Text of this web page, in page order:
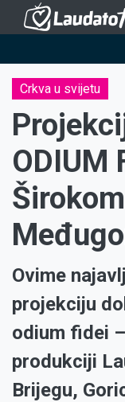
Skoči
sadržaj
Crkva u svijetu
ODIUM
Ovime
projekciju
odium fidei
produkciji
Brijegu,